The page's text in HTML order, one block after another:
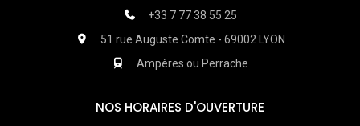
+33 7 77 38 55 25
51 rue Auguste Comte - 69002 LYON
Ampères ou Perrache
NOS HORAIRES D'OUVERTURE